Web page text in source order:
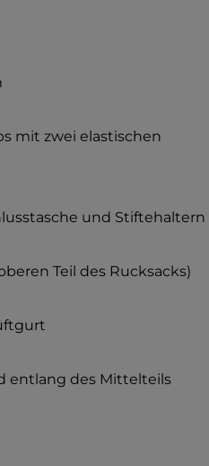
mit zwei elastischen
und Stiftehaltern
Teil des Rucksacks)
entlang des Mittelteils